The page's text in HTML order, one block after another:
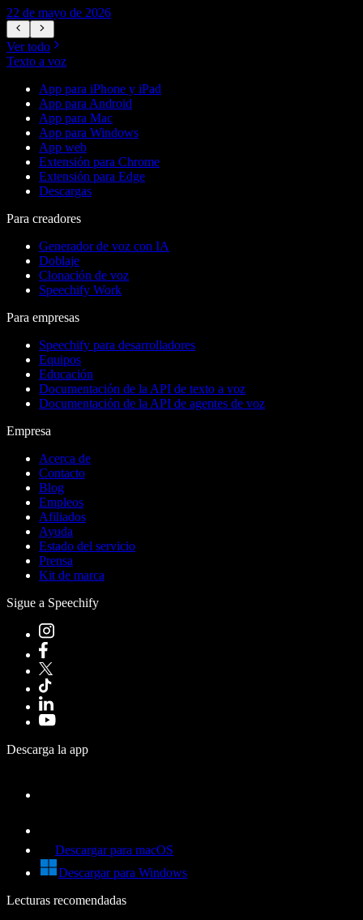
22 de mayo de 2026
Ver todo
Texto a voz
App para iPhone y iPad
App para Android
App para Mac
App para Windows
App web
Extensión para Chrome
Extensión para Edge
Descargas
Para creadores
Generador de voz con IA
Doblaje
Clonación de voz
Speechify Work
Para empresas
Speechify para desarrolladores
Equipos
Educación
Documentación de la API de texto a voz
Documentación de la API de agentes de voz
Empresa
Acerca de
Contacto
Blog
Empleos
Afiliados
Ayuda
Estado del servicio
Prensa
Kit de marca
Sigue a Speechify
Descarga la app
Descargar para macOS
Descargar para Windows
Lecturas recomendadas